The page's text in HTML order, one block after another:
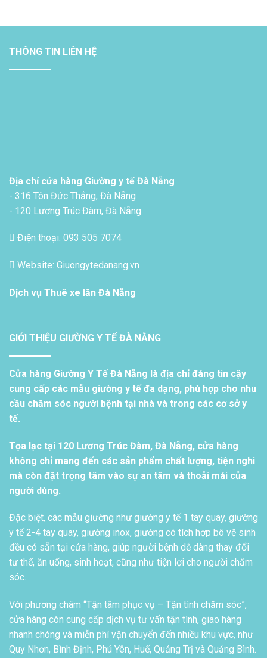
THÔNG TIN LIÊN HỆ
Địa chỉ cửa hàng Giường y tế Đà Nẵng
- 316 Tôn Đức Thắng, Đà Nẵng
- 120 Lương Trúc Đàm, Đà Nẵng
Điện thoại: 093 505 7074
Website: Giuongytedanang.vn
Dịch vụ Thuê xe lăn Đà Nẵng
GIỚI THIỆU GIƯỜNG Y TẾ ĐÀ NẴNG
Cửa hàng Giường Y Tế Đà Nẵng là địa chỉ đáng tin cậy
cung cấp các mẫu giường y tế đa dạng, phù hợp cho nhu
cầu chăm sóc người bệnh tại nhà và trong các cơ sở y
tế.
Tọa lạc tại 120 Lương Trúc Đàm, Đà Nẵng, cửa hàng
không chỉ mang đến các sản phẩm chất lượng, tiện nghi
mà còn đặt trọng tâm vào sự an tâm và thoải mái của
người dùng.
Đặc biệt, các mẫu giường như giường y tế 1 tay quay, giường
y tế 2-4 tay quay, giường inox, giường có tích hợp bô vệ sinh
đều có sẵn tại cửa hàng, giúp người bệnh dễ dàng thay đổi
tư thế, ăn uống, sinh hoạt, cũng như tiện lợi cho người chăm
sóc.
Với phương châm “Tận tâm phục vụ – Tận tình chăm sóc”,
cửa hàng còn cung cấp dịch vụ tư vấn tận tình, giao hàng
nhanh chóng và miễn phí vận chuyển đến nhiều khu vực, như
Quy Nhơn, Bình Định, Phú Yên, Huế, Quảng Trị và Quảng Bình.